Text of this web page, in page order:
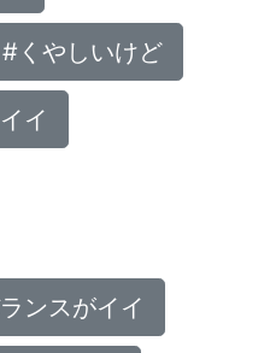
#くやしいけど
イ
ンスがイイ